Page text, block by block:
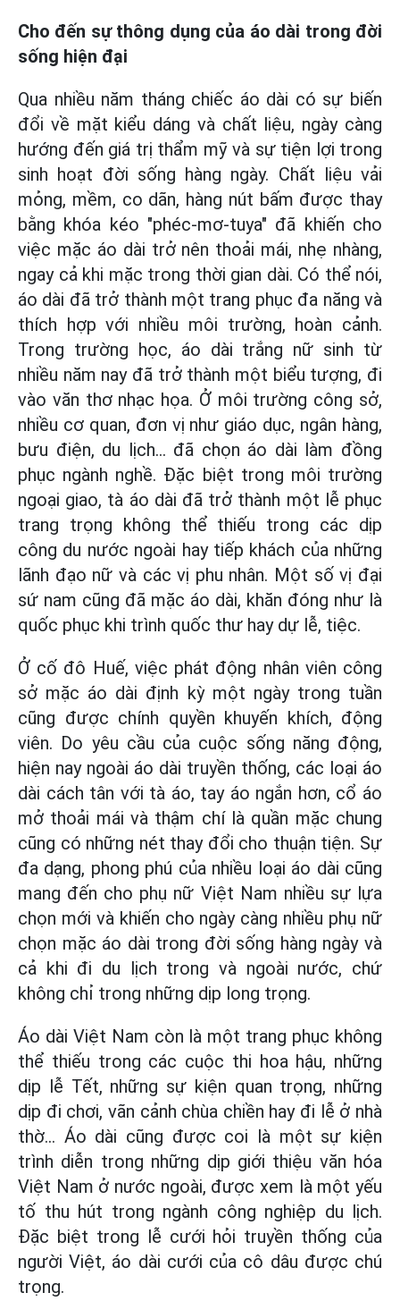
Cho đến sự thông dụng của áo dài trong đời
sống hiện đại
Qua nhiều năm tháng chiếc áo dài có sự biến
đổi về mặt kiểu dáng và chất liệu, ngày càng
hướng đến giá trị thẩm mỹ và sự tiện lợi trong
sinh hoạt đời sống hàng ngày. Chất liệu vải
mỏng, mềm, co dãn, hàng nút bấm được thay
bằng khóa kéo "phéc-mơ-tuya" đã khiến cho
việc mặc áo dài trở nên thoải mái, nhẹ nhàng,
ngay cả khi mặc trong thời gian dài. Có thể nói,
áo dài đã trở thành một trang phục đa năng và
thích hợp với nhiều môi trường, hoàn cảnh.
Trong trường học, áo dài trắng nữ sinh từ
nhiều năm nay đã trở thành một biểu tượng, đi
vào văn thơ nhạc họa. Ở môi trường công sở,
nhiều cơ quan, đơn vị như giáo dục, ngân hàng,
bưu điện, du lịch... đã chọn áo dài làm đồng
phục ngành nghề. Đặc biệt trong môi trường
ngoại giao, tà áo dài đã trở thành một lễ phục
trang trọng không thể thiếu trong các dịp
công du nước ngoài hay tiếp khách của những
lãnh đạo nữ và các vị phu nhân. Một số vị đại
sứ nam cũng đã mặc áo dài, khăn đóng như là
quốc phục khi trình quốc thư hay dự lễ, tiệc.
Ở cố đô Huế, việc phát động nhân viên công
sở mặc áo dài định kỳ một ngày trong tuần
cũng được chính quyền khuyến khích, động
viên. Do yêu cầu của cuộc sống năng động,
hiện nay ngoài áo dài truyền thống, các loại áo
dài cách tân với tà áo, tay áo ngắn hơn, cổ áo
mở thoải mái và thậm chí là quần mặc chung
cũng có những nét thay đổi cho thuận tiện. Sự
đa dạng, phong phú của nhiều loại áo dài cũng
mang đến cho phụ nữ Việt Nam nhiều sự lựa
chọn mới và khiến cho ngày càng nhiều phụ nữ
chọn mặc áo dài trong đời sống hàng ngày và
cả khi đi du lịch trong và ngoài nước, chứ
không chỉ trong những dịp long trọng.
Áo dài Việt Nam còn là một trang phục không
thể thiếu trong các cuộc thi hoa hậu, những
dịp lễ Tết, những sự kiện quan trọng, những
dịp đi chơi, vãn cảnh chùa chiền hay đi lễ ở nhà
thờ... Áo dài cũng được coi là một sự kiện
trình diễn trong những dịp giới thiệu văn hóa
Việt Nam ở nước ngoài, được xem là một yếu
tố thu hút trong ngành công nghiệp du lịch.
Đặc biệt trong lễ cưới hỏi truyền thống của
người Việt, áo dài cưới của cô dâu được chú
trọng.